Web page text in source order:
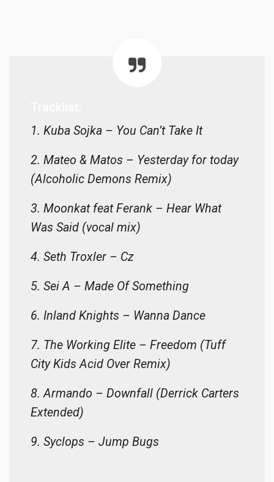
1. Kuba Sojka – You Can’t Take It
2. Mateo & Matos – Yesterday for today
(Alcoholic Demons Remix)
3. Moonkat feat Ferank – Hear What
Was Said (vocal mix)
4. Seth Troxler – Cz
5. Sei A – Made Of Something
6. Inland Knights – Wanna Dance
7. The Working Elite – Freedom (Tuff
City Kids Acid Over Remix)
8. Armando – Downfall (Derrick Carters
Extended)
9. Syclops – Jump Bugs